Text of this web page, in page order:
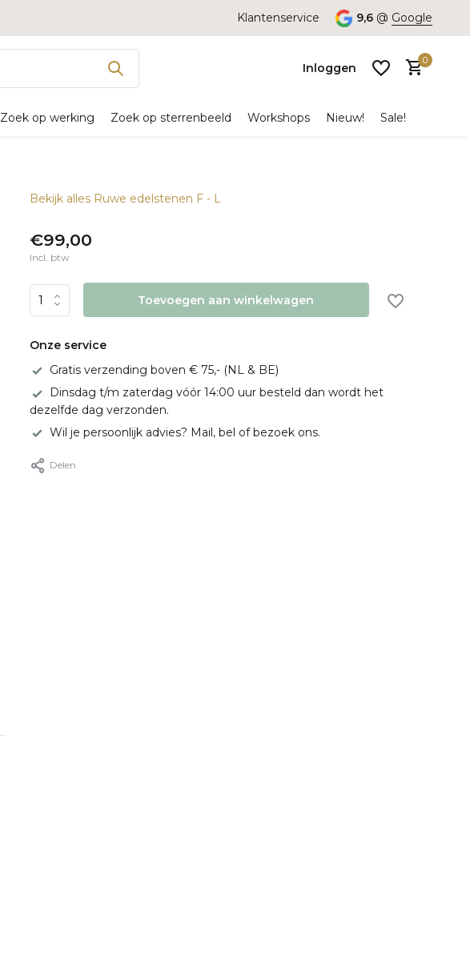
Klantenservice 9,6 @ Google
Inloggen
0
Zoek op werking Zoek op sterrenbeeld Workshops Nieuw! Sale!
Bekijk alles Ruwe edelstenen F - L
€99,00
Incl. btw
Toevoegen aan winkelwagen
Onze service
Gratis verzending boven € 75,- (NL & BE)
Dinsdag t/m zaterdag vóór 14:00 uur besteld dan wordt het
dezelfde dag verzonden.
Wil je persoonlijk advies? Mail, bel of bezoek ons.
Delen